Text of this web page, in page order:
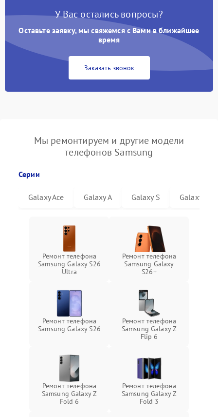
У Вас остались вопросы?
Оставьте заявку, мы свяжемся с Вами в ближайшее
время
Заказать звонок
Мы ремонтируем и другие модели
телефонов Samsung
Серии
Galaxy Ace Galaxy A Galaxy S Galaxy
Ремонт телефона
Samsung Galaxy S26
Ultra
Ремонт телефона
Samsung Galaxy
S26+
Ремонт телефона
Samsung Galaxy S26
Ремонт телефона
Samsung Galaxy Z
Flip 6
Ремонт телефона
Samsung Galaxy Z
Fold 6
Ремонт телефона
Samsung Galaxy Z
Fold 3